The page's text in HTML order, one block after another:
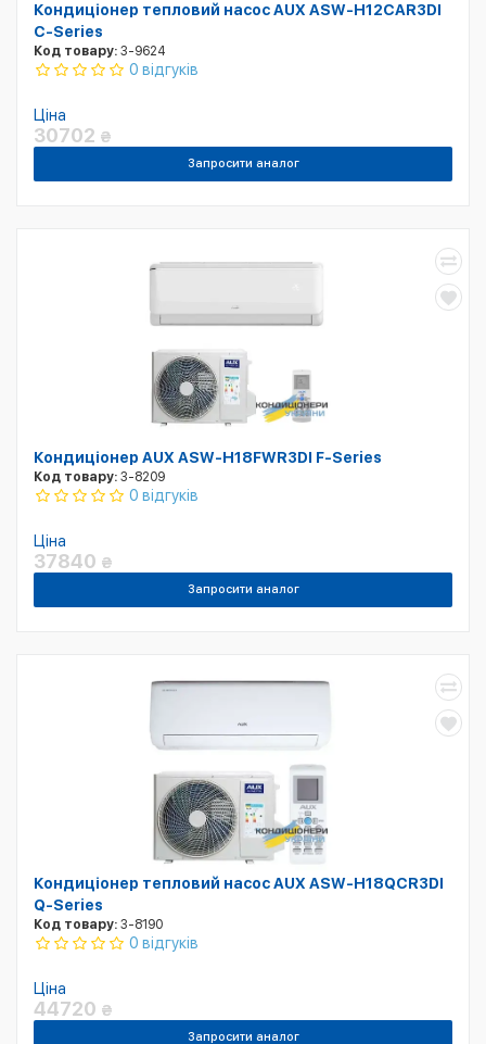
Кондиціонер тепловий насос AUX ASW-H12CAR3DI
C-Series
Код товару: 3-9624
0 відгуків
Ціна
30702 ₴
Запросити аналог
Кондиціонер AUX ASW-H18FWR3DI F-Series
Код товару: 3-8209
0 відгуків
Ціна
37840 ₴
Запросити аналог
Кондиціонер тепловий насос AUX ASW-H18QCR3DI
Q-Series
Код товару: 3-8190
0 відгуків
Ціна
44720 ₴
Запросити аналог